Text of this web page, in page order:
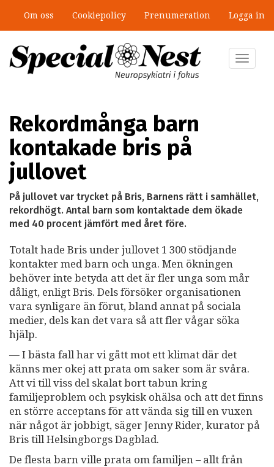
huvudinnehåll
Om oss Cookiepolicy Prenumeration Logga in
Toggle
Rekordmånga barn
kontakade bris på
jullovet
På jullovet var trycket på Bris, Barnens rätt i samhället,
rekordhögt. Antal barn som kontaktade dem ökade
med 40 procent jämfört med året före.
Totalt hade Bris under jullovet 1 300 stödjande
kontakter med barn och unga. Men ökningen
behöver inte betyda att det är fler unga som mår
dåligt, enligt Bris. Dels försöker organisationen
vara synligare än förut, bland annat på sociala
medier, dels kan det vara så att fler vågar söka
hjälp.
— I bästa fall har vi gått mot ett klimat där det
känns mer okej att prata om saker som är svåra.
Att vi till viss del skalat bort tabun kring
familjeproblem och psykisk ohälsa och att det finns
en större acceptans för att vända sig till en vuxen
när något är jobbigt, säger Jenny Rider, kurator på
Bris till Helsingborgs Dagblad.
De flesta barn ville prata om familjen – allt från
”Jobbet gick bra – just därför togs
stödet bort”